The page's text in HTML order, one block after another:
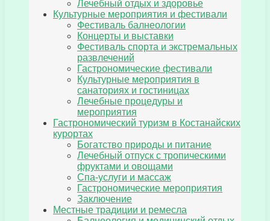
Лечебный отдых и здоровье
Культурные мероприятия и фестивали
Фестиваль балнеологии
Концерты и выставки
Фестиваль спорта и экстремальных
развлечений
Гастрономические фестивали
Культурные мероприятия в
санаториях и гостиницах
Лечебные процедуры и
мероприятия
Гастрономический туризм в Костанайских
курортах
Богатство природы и питание
Лечебный отпуск с тропическими
фруктами и овощами
Спа-услуги и массаж
Гастрономические мероприятия
Заключение
Местные традиции и ремесла